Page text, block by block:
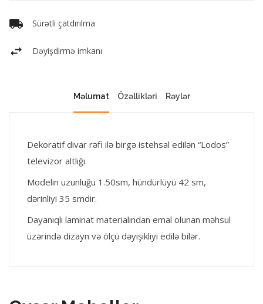
Sürətli çatdırılma
Dəyişdirmə imkanı
Məlumat Özəllikləri Rəylər
Dekoratif divar rəfi ilə birgə istehsal edilən “Lodos”
televizor altlığı.
Modelin uzunluğu 1.50sm, hündürlüyü 42 sm,
dərinliyi 35 smdir.
Dayanıqlı laminat materialından emal olunan məhsul
üzərində dizayn və ölçü dəyişikliyi edilə bilər.